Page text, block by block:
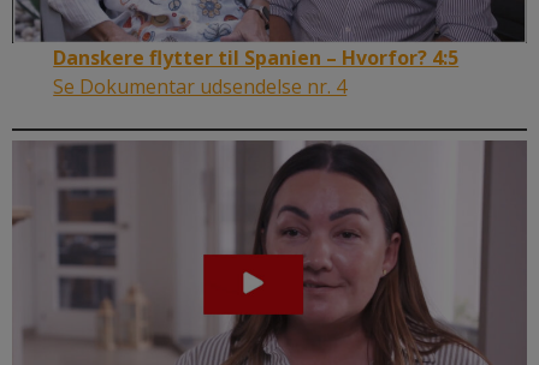
Danskere flytter til Spanien – Hvorfor? 4:5
Se Dokumentar udsendelse nr. 4